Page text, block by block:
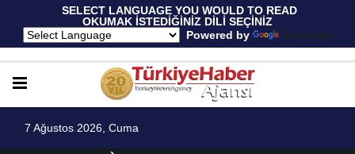
SELECT LANGUAGE YOU WOULD TO READ
OKUMAK İSTEDİĞİNİZ DİLİ SEÇİNİZ
Powered by
Translate
7 Ağustos 2026, Cuma